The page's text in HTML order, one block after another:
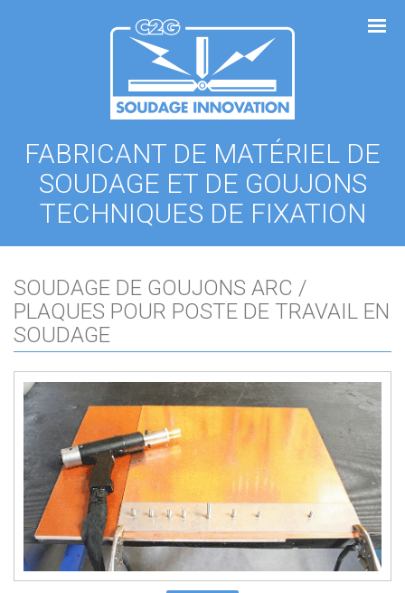
FABRICANT DE MATÉRIEL DE
SOUDAGE ET DE GOUJONS
TECHNIQUES DE FIXATION
SOUDAGE DE GOUJONS ARC /
PLAQUES POUR POSTE DE TRAVAIL EN
SOUDAGE